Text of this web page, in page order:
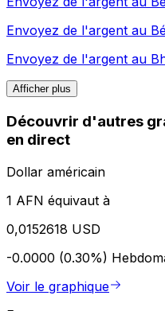
Envoyez de l'argent au
Envoyez de l'argent au
Afficher plus
Découvrir d'autres
en direct
Dollar américain
1 AFN équivaut à
0,0152618 USD
-0.0000 (0.30%)
Voir le graphique